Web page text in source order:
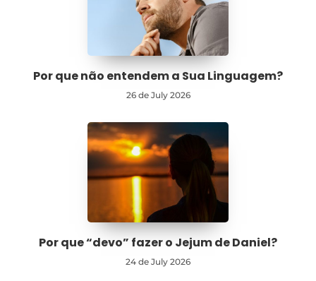
Por que não entendem a Sua Linguagem?
26 de July 2026
Por que “devo” fazer o Jejum de Daniel?
24 de July 2026